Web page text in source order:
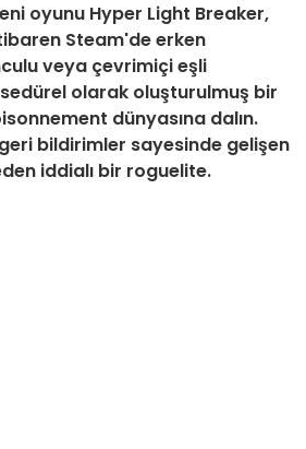
oyunu Hyper Light Breaker,
Steam'de erken
veya çevrimiçi eşli
olarak oluşturulmuş bir
dünyasına dalın.
bildirimler sayesinde gelişen
iddialı bir roguelite.